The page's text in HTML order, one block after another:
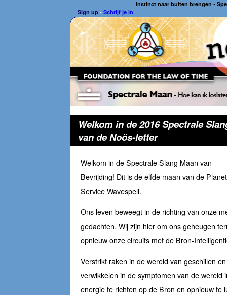
Instinct naar buiten brengen •
Sign up • Schrijf je in
Welkom in de 2016 Spectrale
van de Noös-letter
Welkom in de Spectrale Slang Maan van
Bevrijding! Dit is de elfde maan van de
Service Wavespell.
Ons leven beweegt in de richting van onze
gedachten. Wij zijn hier om ons geheugen
opnieuw onze circuits met de Bron-
Verstrikt raken in de wereld van geschillen
verwikkelen in de symptomen van de wereld
energie te richten op de Bron en opnieuw te